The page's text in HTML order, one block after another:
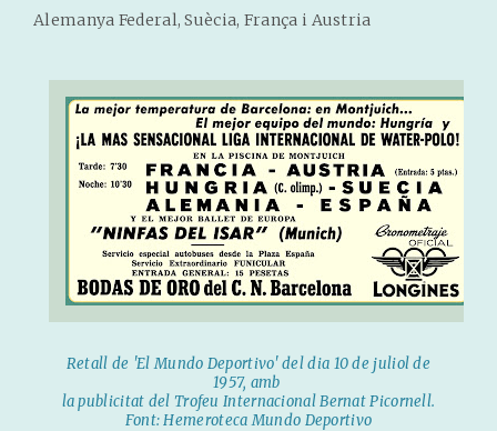
Alemanya Federal, Suècia, França i Austria
Retall de 'El Mundo Deportivo' del dia 10 de juliol de
1957, amb
la publicitat del Trofeu Internacional Bernat Picornell.
Font: Hemeroteca Mundo Deportivo